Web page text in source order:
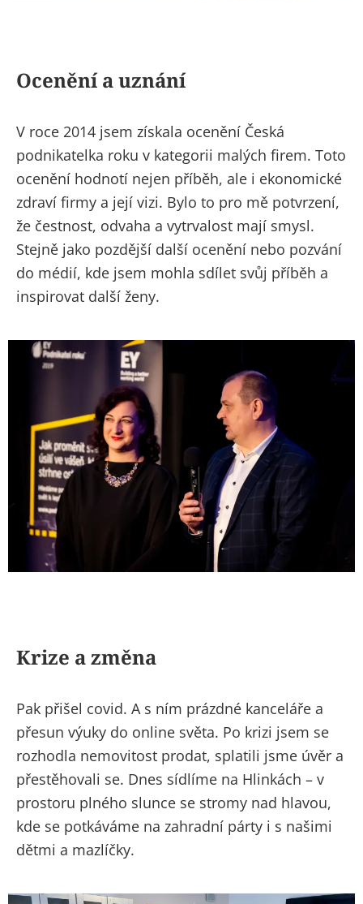
Ocenění a uznání
V roce 2014 jsem získala ocenění Česká
podnikatelka roku v kategorii malých firem. Toto
ocenění hodnotí nejen příběh, ale i ekonomické
zdraví firmy a její vizi. Bylo to pro mě potvrzení,
že čestnost, odvaha a vytrvalost mají smysl.
Stejně jako pozdější další ocenění nebo pozvání
do médií, kde jsem mohla sdílet svůj příběh a
inspirovat další ženy.
Krize a změna
Pak přišel covid. A s ním prázdné kanceláře a
přesun výuky do online světa. Po krizi jsem se
rozhodla nemovitost prodat, splatili jsme úvěr a
přestěhovali se. Dnes sídlíme na Hlinkách – v
prostoru plného slunce se stromy nad hlavou,
kde se potkáváme na zahradní párty i s našimi
dětmi a mazlíčky.